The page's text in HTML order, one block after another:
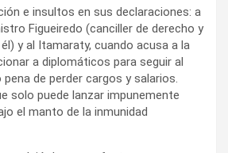
e insultos en sus declaraciones: a
Figueiredo (canciller de derecho y
y al Itamaraty, cuando acusa a la
a diplomáticos para seguir al
pena de perder cargos y salarios.
solo puede lanzar impunemente
el manto de la inmunidad